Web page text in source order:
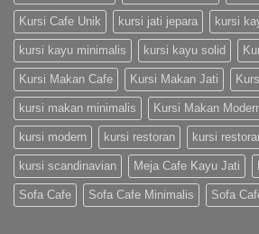
Kursi Cafe Unik kursi jati jepara kursi
kursi kayu minimalis kursi kayu solid
Kursi Makan Cafe Kursi Makan Jati
kursi makan minimalis Kursi Makan
kursi modern kursi restoran kursi
kursi scandinavian Meja Cafe Kayu Jati
Sofa Cafe Sofa Cafe Minimalis Sofa